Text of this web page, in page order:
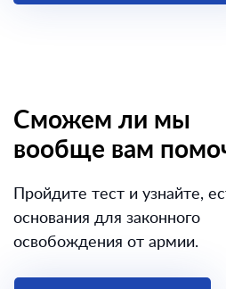
Сможем ли мы
вообще вам
Пройдите тест и узнайте,
основания для законного
освобождения от армии.